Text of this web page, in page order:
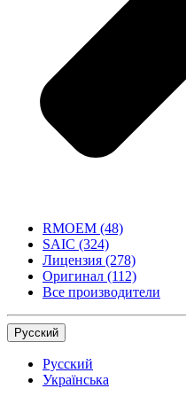
RMOEM (48)
SAIC (324)
Лицензия (278)
Оригинал (112)
Все производители
Русский
Русский
Українська